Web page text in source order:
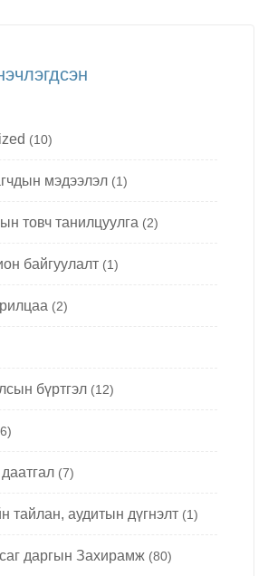
(10)
мэдээлэл (1)
товч танилцуулга (2)
байгуулалт (1)
(2)
бүртгэл (12)
(7)
тайлан, аудитын дүгнэлт (1)
даргын Захирамж (80)